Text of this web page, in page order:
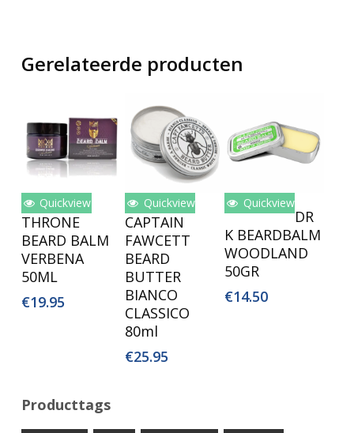
Gerelateerde producten
Toevoegen
Aan
Winkelwagen
Quickview
THRONE
BEARD BALM
VERBENA
50ML
€19.95
Toevoegen
Aan
Winkelwagen
Quickview
CAPTAIN
FAWCETT
BEARD
BUTTER
BIANCO
CLASSICO
80ml
€25.95
Toevoegen
Aan
Winkelwagen
Quickview
DR
K BEARDBALM
WOODLAND
50GR
€14.50
Producttags